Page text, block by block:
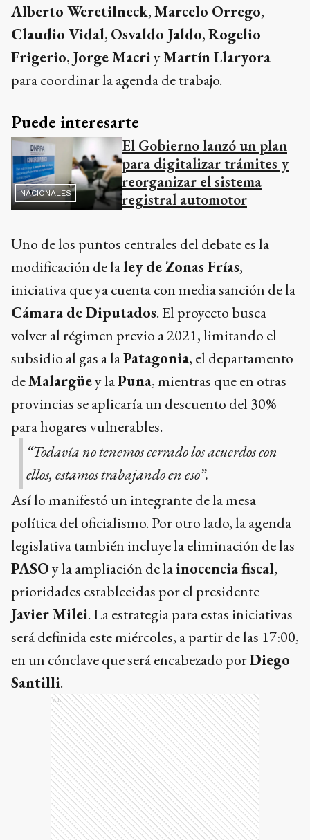
Alberto Weretilneck,Marcelo Orrego,
Claudio Vidal, Osvaldo Jaldo,Rogelio
Frigerio, Jorge MacriyMartín Llaryora
para coordinar la agenda de trabajo.
Puede interesarte
NACIONALES
El Gobierno lanzó un plan
para digitalizar trámites y
reorganizar el sistema
registral automotor
Uno de los puntos centrales del debate es la
modificación de laley de Zonas Frías,
iniciativa que ya cuenta con media sanción de la
Cámara de Diputados. El proyecto busca
volver al régimen previo a 2021, limitando el
subsidio al gas a laPatagonia, el departamento
deMalargüey laPuna, mientras que en otras
provincias se aplicaría un descuento del 30%
para hogares vulnerables.
“Todavía no tenemos cerrado los acuerdos con
ellos, estamos trabajando en eso”.
Así lo manifestó un integrante de la mesa
política del oficialismo. Por otro lado, la agenda
legislativa también incluye la eliminación de las
PASOy la ampliación de lainocencia fiscal,
prioridades establecidas por el presidente
Javier Milei. La estrategia para estas iniciativas
será definida este miércoles, a partir de las 17:00,
en un cónclave que será encabezado porDiego
Santilli.
Ads